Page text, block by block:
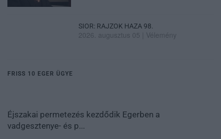
SIOR: RAJZOK HAZA 98.
2026. augusztus 05 Vélemény
FRISS 10 EGER ÜGYE
Éjszakai permetezés kezdődik Egerben a
vadgesztenye- és p...